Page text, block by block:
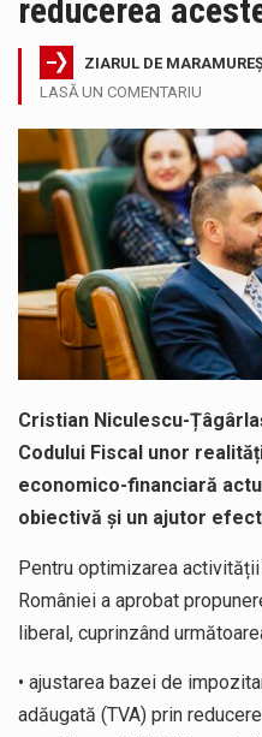
reducerea
ZIARUL DE
LASĂ UN COMENTARIU
Cristian Niculescu-
Codului Fiscal unor
economico-financiară
obiectivă și un ajutor
Pentru optimizarea
României a aprobat
liberal, cuprinzând
• ajustarea bazei de
adăugată (TVA) prin